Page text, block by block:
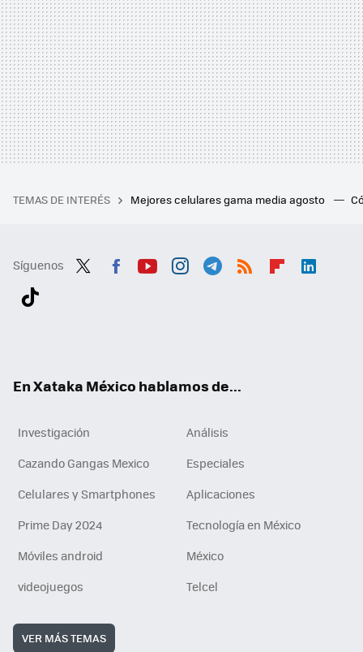
TEMAS DE INTERÉS Mejores celulares gama media agosto
Síguenos
En Xataka México hablamos de...
Investigación
Análisis
Cazando Gangas Mexico
Especiales
Celulares y Smartphones
Aplicaciones
Prime Day 2024
Tecnología en México
Móviles android
México
videojuegos
Telcel
VER MÁS TEMAS